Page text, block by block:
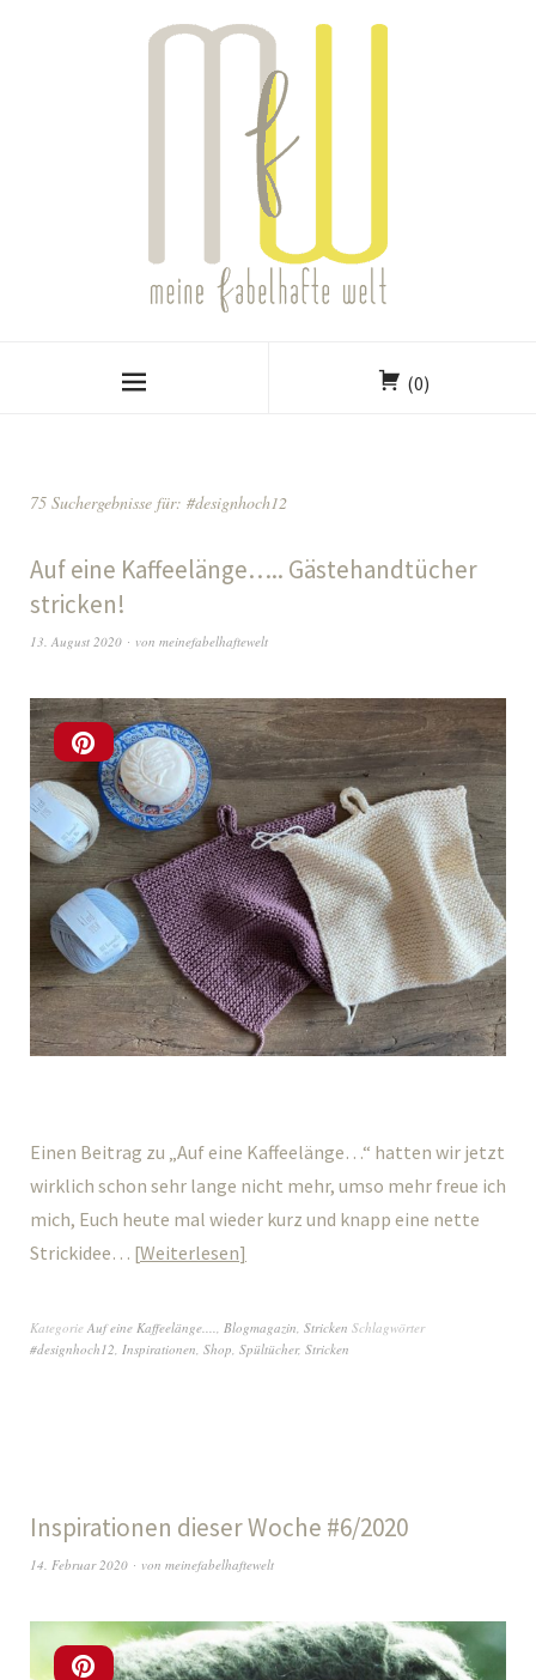
(0)
75 Suchergebnisse für: #designhoch12
Auf eine Kaffeelänge….. Gästehandtücher
stricken!
13. August 2020 von meinefabelhaftewelt
Einen Beitrag zu „Auf eine Kaffeelänge…“ hatten wir jetzt
wirklich schon sehr lange nicht mehr, umso mehr freue ich
mich, Euch heute mal wieder kurz und knapp eine nette
Strickidee… Weiterlesen
Kategorie Auf eine Kaffeelänge...., Blogmagazin, Stricken Schlagwörter
#designhoch12, Inspirationen, Shop, Spültücher, Stricken
Inspirationen dieser Woche #6/2020
14. Februar 2020 von meinefabelhaftewelt